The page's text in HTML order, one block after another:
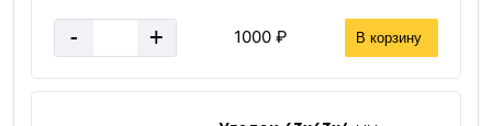
- + 1000 ₽ В корзину